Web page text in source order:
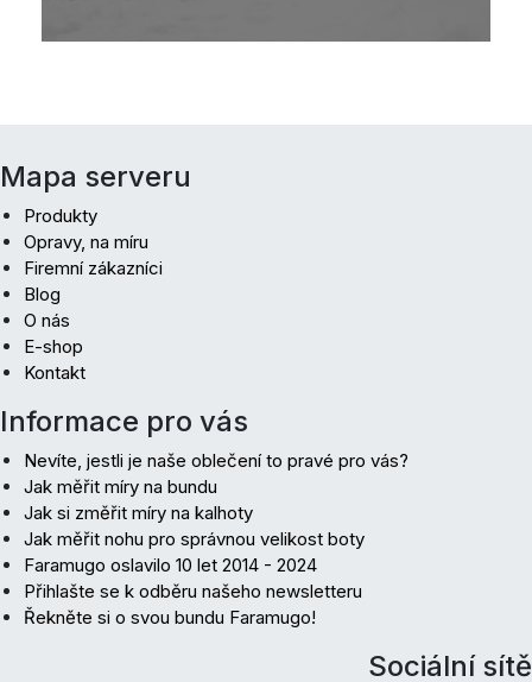
Mapa serveru
Produkty
Opravy, na míru
Firemní zákazníci
Blog
O nás
E-shop
Kontakt
Informace pro vás
Nevíte, jestli je naše oblečení to pravé pro vás?
Jak měřit míry na bundu
Jak si změřit míry na kalhoty
Jak měřit nohu pro správnou velikost boty
Faramugo oslavilo 10 let 2014 - 2024
Přihlašte se k odběru našeho newsletteru
Řekněte si o svou bundu Faramugo!
Sociální sítě